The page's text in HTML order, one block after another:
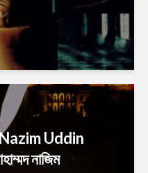
Uddin
নাজিম